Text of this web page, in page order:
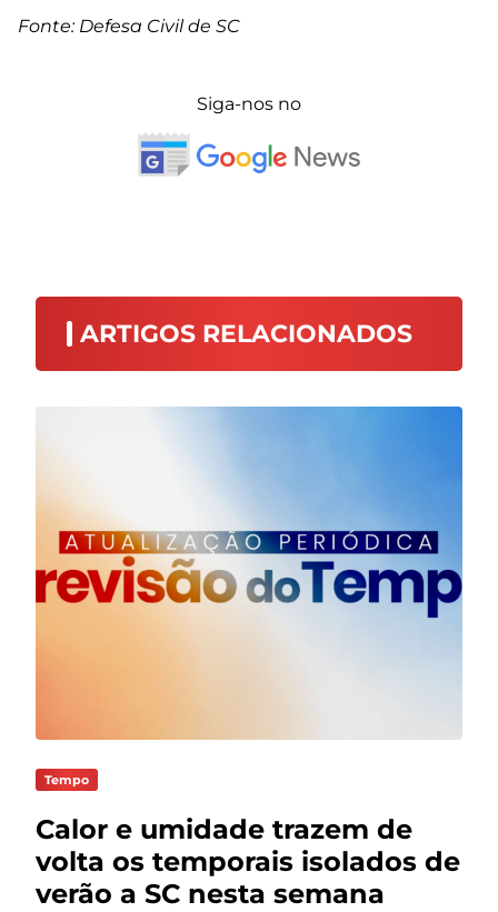
Fonte: Defesa Civil de SC
Siga-nos no
ARTIGOS RELACIONADOS
Tempo
Calor e umidade trazem de
volta os temporais isolados de
verão a SC nesta semana